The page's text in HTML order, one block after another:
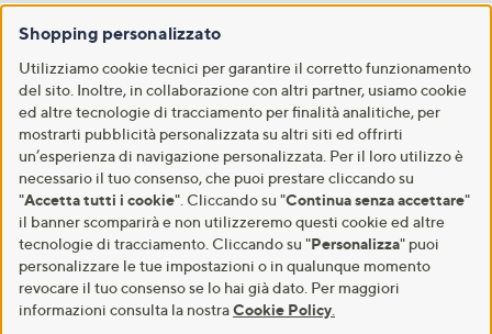
Shopping personalizzato
Utilizziamo cookie tecnici per garantire il corretto funzionamento
del sito. Inoltre, in collaborazione con altri partner, usiamo cookie
ed altre tecnologie di tracciamento per finalità analitiche, per
mostrarti pubblicità personalizzata su altri siti ed offrirti
un’esperienza di navigazione personalizzata. Per il loro utilizzo è
necessario il tuo consenso, che puoi prestare cliccando su
"Accetta tutti i cookie". Cliccando su "Continua senza accettare"
il banner scomparirà e non utilizzeremo questi cookie ed altre
tecnologie di tracciamento. Cliccando su "Personalizza" puoi
personalizzare le tue impostazioni o in qualunque momento
revocare il tuo consenso se lo hai già dato. Per maggiori
informazioni consulta la nostraCookie Policy